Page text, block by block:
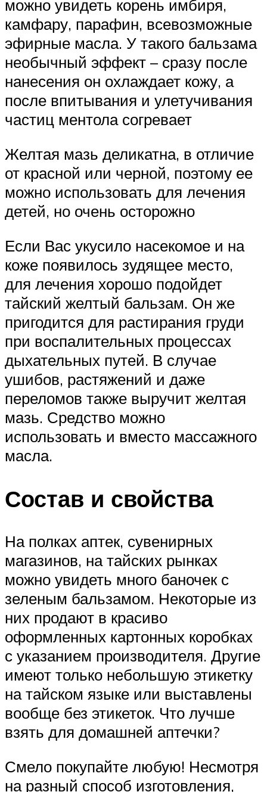
можно увидеть корень имбиря,
камфару, парафин, всевозможные
эфирные масла. У такого бальзама
необычный эффект – сразу после
нанесения он охлаждает кожу, а
после впитывания и улетучивания
частиц ментола согревает
Желтая мазь деликатна, в отличие
от красной или черной, поэтому ее
можно использовать для лечения
детей, но очень осторожно
Если Вас укусило насекомое и на
коже появилось зудящее место,
для лечения хорошо подойдет
тайский желтый бальзам. Он же
пригодится для растирания груди
при воспалительных процессах
дыхательных путей. В случае
ушибов, растяжений и даже
переломов также выручит желтая
мазь. Средство можно
использовать и вместо массажного
масла.
Состав и свойства
На полках аптек, сувенирных
магазинов, на тайских рынках
можно увидеть много баночек с
зеленым бальзамом. Некоторые из
них продают в красиво
оформленных картонных коробках
с указанием производителя. Другие
имеют только небольшую этикетку
на тайском языке или выставлены
вообще без этикеток. Что лучше
взять для домашней аптечки?
Смело покупайте любую! Несмотря
на разный способ изготовления,